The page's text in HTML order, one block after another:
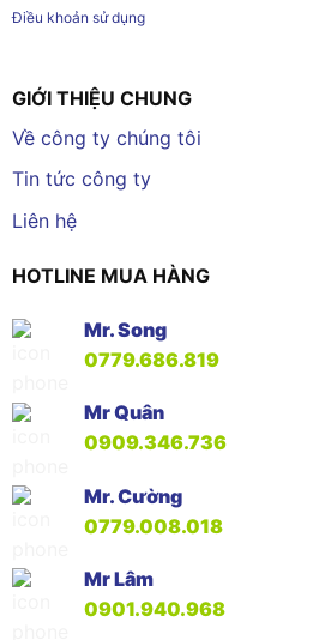
Điều khoản sử dụng
GIỚI THIỆU CHUNG
Về công ty chúng tôi
Tin tức công ty
Liên hệ
HOTLINE MUA HÀNG
Mr. Song
0779.686.819
Mr Quân
0909.346.736
Mr. Cường
0779.008.018
Mr Lâm
0901.940.968